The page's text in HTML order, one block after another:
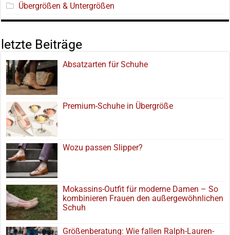
Übergrößen & Untergrößen
letzte Beiträge
Absatzarten für Schuhe
Premium-Schuhe in Übergröße
Wozu passen Slipper?
Mokassins-Outfit für moderne Damen – So
kombinieren Frauen den außergewöhnlichen
Schuh
Größenberatung: Wie fallen Ralph-Lauren-